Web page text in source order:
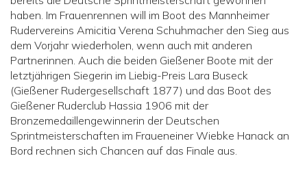
haben. Im Frauenrennen will im Boot des Mannheimer
Rudervereins Amicitia Verena Schuhmacher den Sieg aus
dem Vorjahr wiederholen, wenn auch mit anderen
Partnerinnen. Auch die beiden Gießener Boote mit der
letztjährigen Siegerin im Liebig-Preis Lara Buseck
(Gießener Rudergesellschaft 1877) und das Boot des
Gießener Ruderclub Hassia 1906 mit der
Bronzemedaillengewinnerin der Deutschen
Sprintmeisterschaften im Fraueneiner Wiebke Hanack an
Bord rechnen sich Chancen auf das Finale aus.